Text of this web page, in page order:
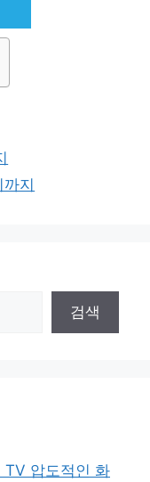
지
검색
TV 압도적인 화